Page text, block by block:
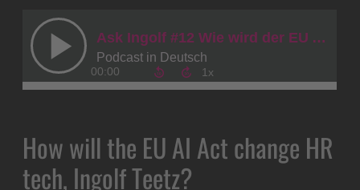
How will the EU AI Act change HR
tech, Ingolf Teetz?